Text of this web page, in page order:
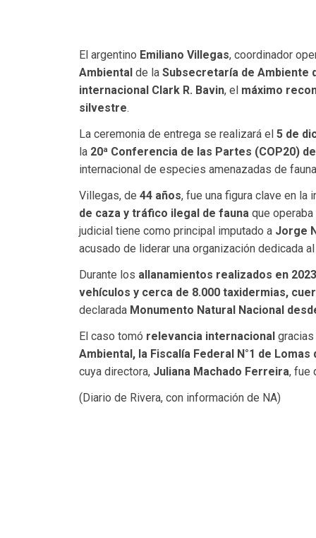
El argentino Emiliano Villegas, coordinador
Ambiental de la Subsecretaría de Ambiente
internacional Clark R. Bavin, el máximo
silvestre.
La ceremonia de entrega se realizará el 5 de
la 20ª Conferencia de las Partes (COP20)
internacional de especies amenazadas de
Villegas, de 44 años, fue una figura clave en la
de caza y tráfico ilegal de fauna que
judicial tiene como principal imputado a Jorge
acusado de liderar una organización dedicada
Durante los allanamientos realizados en 2023
vehículos y cerca de 8.000 taxidermias,
declarada Monumento Natural Nacional
El caso tomó relevancia internacional
Ambiental, la Fiscalía Federal N°1 de
cuya directora, Juliana Machado Ferreira, fue
(Diario de Rivera, con información de NA)